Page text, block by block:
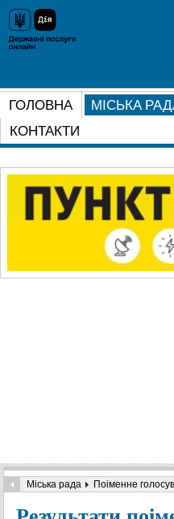
ГОЛОВНА МІСЬКА
КОНТАКТИ
Міська рада Поіменне